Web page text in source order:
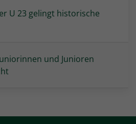
U 23 gelingt historische
und Junioren